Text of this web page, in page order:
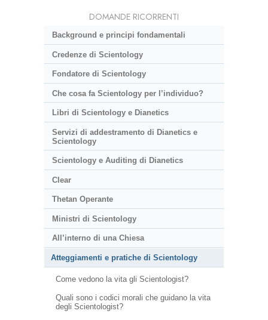
DOMANDE RICORRENTI
Background e principi fondamentali
Credenze di Scientology
Fondatore di Scientology
Che cosa fa Scientology per l’individuo?
Libri di Scientology e Dianetics
Servizi di addestramento di Dianetics e
Scientology
Scientology e Auditing di Dianetics
Clear
Thetan Operante
Ministri di Scientology
All’interno di una Chiesa
Atteggiamenti e pratiche di Scientology
Come vedono la vita gli Scientologist?
Quali sono i codici morali che guidano la vita
degli Scientologist?